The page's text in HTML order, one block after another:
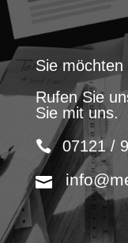
Sie
Rufen Sie
Sie mit uns.
07121 /